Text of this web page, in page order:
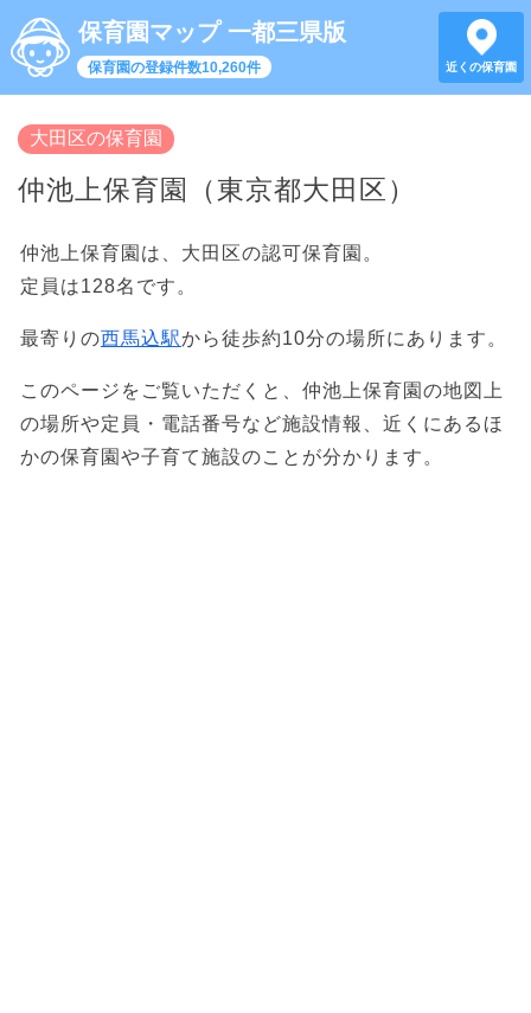
保育園マップ 一都三県版
保育園の登録件数10,260件 近くの保育園
大田区の保育園
仲池上保育園（東京都大田区）
仲池上保育園は、大田区の認可保育園。
定員は128名です。
最寄りの西馬込駅から徒歩約10分の場所にあります。
このページをご覧いただくと、仲池上保育園の地図上
の場所や定員・電話番号など施設情報、近くにあるほ
かの保育園や子育て施設のことが分かります。